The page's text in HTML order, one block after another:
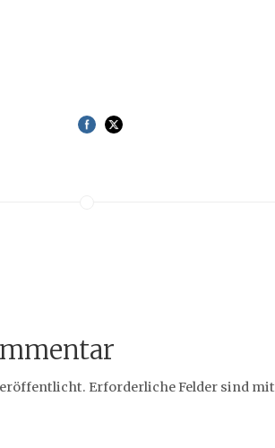
Erforderliche Felder sind mit